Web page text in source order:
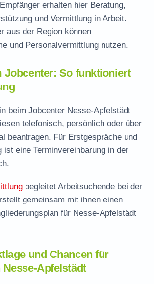
erhalten hier Beratung,
und Vermittlung in Arbeit.
aus der Region können
und Personalvermittlung nutzen.
Jobcenter: So funktioniert
beim Jobcenter Nesse-Apfelstädt
telefonisch, persönlich oder über
beantragen. Für Erstgespräche und
ist eine Terminvereinbarung in der
begleitet Arbeitsuchende bei der
gemeinsam mit ihnen einen
für Nesse-Apfelstädt
und Chancen für
Apfelstädt